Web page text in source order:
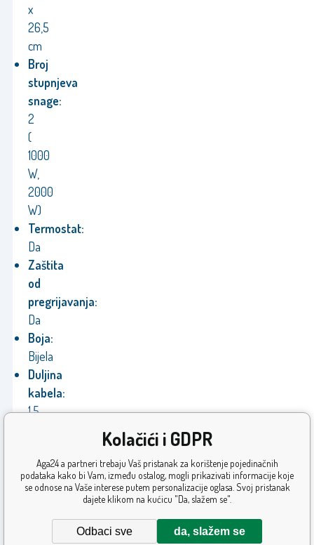
x
26,5
cm
Broj
stupnjeva
snage:
2
(
1000
W,
2000
W)
Termostat:
Da
Zaštita
od
pregrijavanja:
Da
Boja:
Bijela
Duljina
kabela:
1,5
Aga
Jamstvo:
mjeseca
Kolačići i GDPR
Aga24 a partneri trebaju Vaš pristanak za korištenje pojedinačnih
podataka kako bi Vam, između ostalog, mogli prikazivati informacije koje
se odnose na Vaše interese putem personalizacije oglasa. Svoj pristanak
dajete klikom na kućicu "Da, slažem se".
Odbaci sve da, slažem se